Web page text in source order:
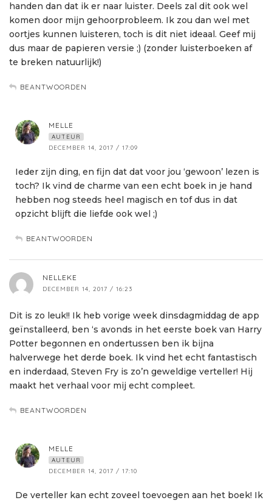
handen dan dat ik er naar luister. Deels zal dit ook wel
komen door mijn gehoorprobleem. Ik zou dan wel met
oortjes kunnen luisteren, toch is dit niet ideaal. Geef mij
dus maar de papieren versie ;) (zonder luisterboeken af
te breken natuurlijk!)
BEANTWOORDEN
MELLE
AUTEUR
DECEMBER 14, 2017 / 17:09
Ieder zijn ding, en fijn dat dat voor jou ‘gewoon’ lezen is
toch? Ik vind de charme van een echt boek in je hand
hebben nog steeds heel magisch en tof dus in dat
opzicht blijft die liefde ook wel ;)
BEANTWOORDEN
NELLEKE
DECEMBER 14, 2017 / 16:23
Dit is zo leuk!! Ik heb vorige week dinsdagmiddag de app
geïnstalleerd, ben ‘s avonds in het eerste boek van Harry
Potter begonnen en ondertussen ben ik bijna
halverwege het derde boek. Ik vind het echt fantastisch
en inderdaad, Steven Fry is zo’n geweldige verteller! Hij
maakt het verhaal voor mij echt compleet.
BEANTWOORDEN
MELLE
AUTEUR
DECEMBER 14, 2017 / 17:10
De verteller kan echt zoveel toevoegen aan het boek! Ik